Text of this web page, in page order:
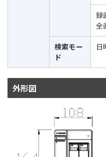
録
全
検索モー
ド
日
外形図